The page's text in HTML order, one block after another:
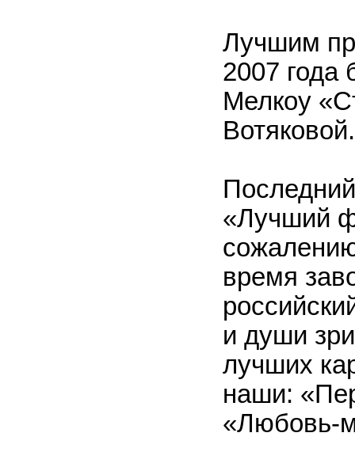
Лучшим
2007 года
Мелкоу
Вотяковой.
«Лучший
время
и души
лучших
наши:
«Любовь-